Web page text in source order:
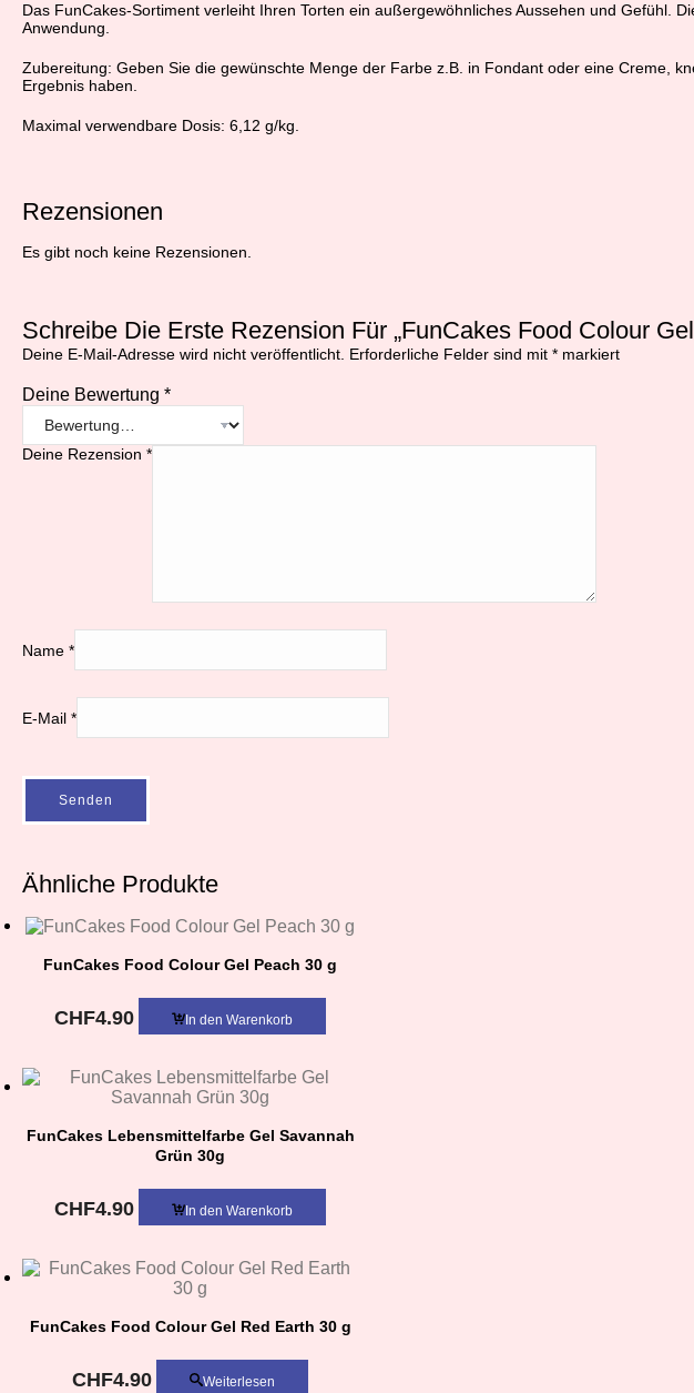
Das FunCakes-Sortiment verleiht Ihren Torten ein außergewöhnliches Aussehen und Gefühl.
Anwendung.
Zubereitung: Geben Sie die gewünschte Menge der Farbe z.B. in Fondant oder eine Creme,
Ergebnis haben.
Maximal verwendbare Dosis: 6,12 g/kg.
Rezensionen
Es gibt noch keine Rezensionen.
Schreibe Die Erste Rezension Für „FunCakes Food Colour
Deine E-Mail-Adresse wird nicht veröffentlicht. Erforderliche Felder sind mit * markiert
Deine Bewertung *
Deine Rezension *
Name *
E-Mail *
Ähnliche Produkte
FunCakes Food Colour Gel Peach 30 g
CHF4.90 In den Warenkorb
FunCakes Lebensmittelfarbe Gel Savannah
Grün 30g
CHF4.90 In den Warenkorb
FunCakes Food Colour Gel Red Earth 30 g
CHF4.90 Weiterlesen